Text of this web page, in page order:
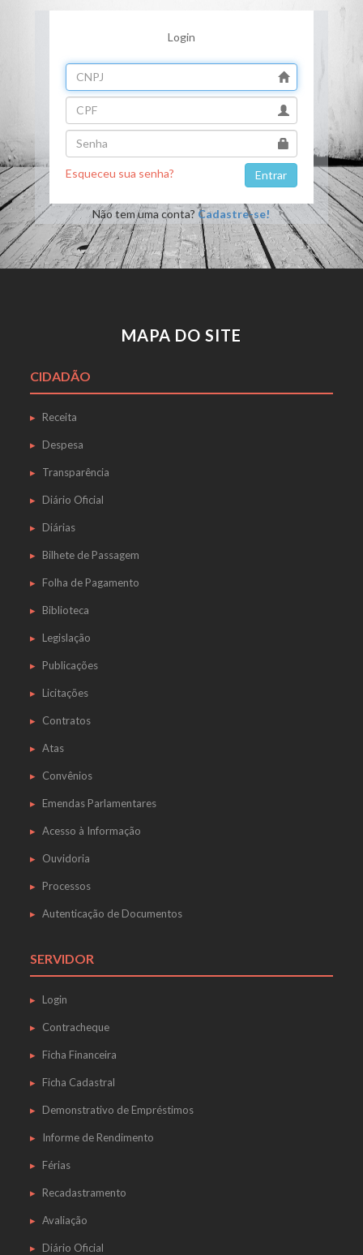
Login
Esqueceu sua senha?
Não tem uma conta? Cadastre-se!
MAPA DO SITE
CIDADÃO
Receita
Despesa
Transparência
Diário Oficial
Diárias
Bilhete de Passagem
Folha de Pagamento
Biblioteca
Legislação
Publicações
Licitações
Contratos
Atas
Convênios
Emendas Parlamentares
Acesso à Informação
Ouvidoria
Processos
Autenticação de Documentos
SERVIDOR
Login
Contracheque
Ficha Financeira
Ficha Cadastral
Demonstrativo de Empréstimos
Informe de Rendimento
Férias
Recadastramento
Avaliação
Diário Oficial